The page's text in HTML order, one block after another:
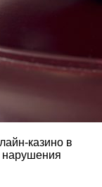
казино в
нарушения